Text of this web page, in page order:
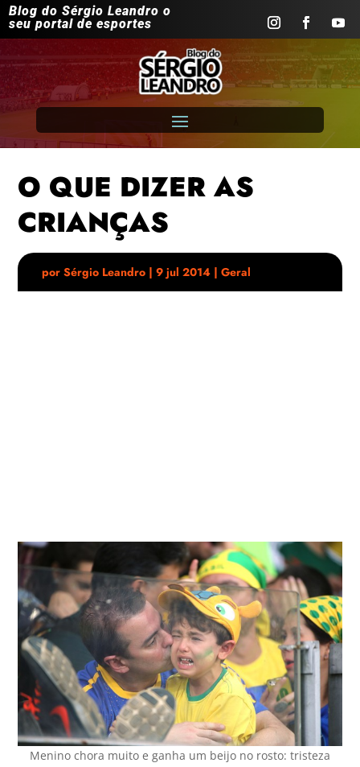
Blog do Sérgio Leandro o
seu portal de esportes
O QUE DIZER AS
CRIANÇAS
porSérgio Leandro |9 jul 2014 |Geral
Menino chora muito e ganha um beijo no rosto: tristeza